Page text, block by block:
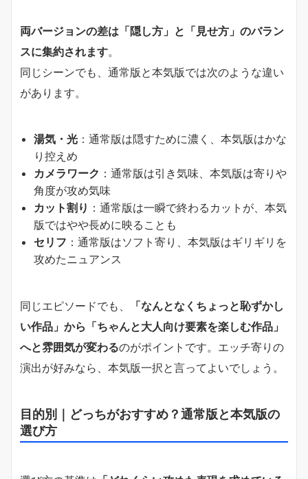
両バージョンの差は「隠し方」と「見せ方」のバラン
スに集約されます。
同じシーンでも、通常版と本気版では次のような違い
があります。
湯気・光 ：通常版は隠すために濃く、本気版はかな
り控えめ
カメラワーク ：通常版は引き気味、本気版は寄りや
角度が攻め気味
カット割り ：通常版は一瞬で終わるカットが、本気
版ではやや長めに映ることも
セリフ ：通常版はソフト寄り、本気版はギリギリを
攻めたニュアンス
同じエピソードでも、
「なんとなくちょっと恥ずかし
い作品」から「ちゃんと大人向け要素を楽しむ作品」
へと雰囲気が変わるのがポイントです。エッチ寄りの
演出が好みなら、本気版一択と言ってよいでしょう。
目的別｜どっちがおすすめ？通常版と本気版の
選び方